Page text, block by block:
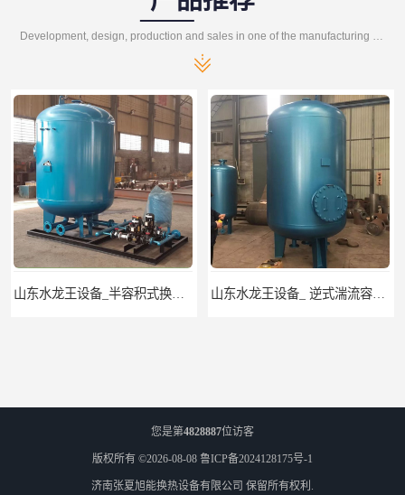
Development, design, production and sales in one of the manufacturing enterprises
山东水龙王设备_ 逆式湍流容积式换热器
您是第4828887位访客
版权所有 ©2026-08-08 鲁ICP备2024128175号-1
济南张夏旭能换热设备有限公司 保留所有权利.